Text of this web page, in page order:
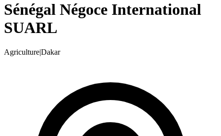
Sénégal Négoce International
SUARL
Agriculture|Dakar